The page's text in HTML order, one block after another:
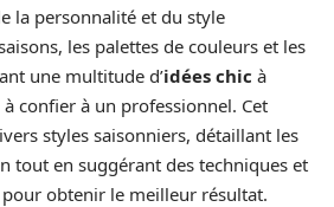
la personnalité et du style
les palettes de couleurs et les
une multitude d’idées chic à
confier à un professionnel. Cet
styles saisonniers, détaillant les
tout en suggérant des techniques et
obtenir le meilleur résultat.